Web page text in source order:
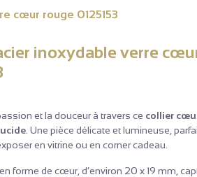
cœur rouge 0125153
inoxydable verre
et la douceur à travers ce collier
. Une pièce délicate et lumineuse,
en vitrine ou en corner cadeau.
forme de cœur, d’environ 20 x 19 mm,